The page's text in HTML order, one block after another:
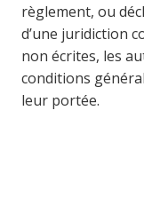
règlement, ou
d’une juridiction
non écrites, les
conditions
leur portée.